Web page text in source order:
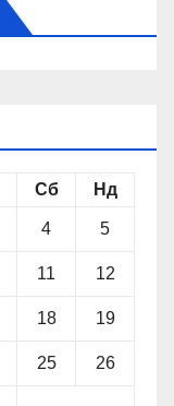
Сб Нд
4 5
11 12
18 19
25 26